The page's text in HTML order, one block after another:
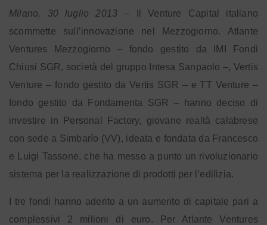
Milano, 30 luglio 2013 – Il Venture Capital italiano
scommette sull’innovazione nel Mezzogiorno. Atlante
Ventures Mezzogiorno – fondo gestito da IMI Fondi
Chiusi SGR, società del gruppo Intesa Sanpaolo –, Vertis
Venture – fondo gestito da Vertis SGR – e TT Venture –
fondo gestito da Fondamenta SGR – hanno deciso di
investire in Personal Factory, giovane realtà calabrese
con sede a Simbarìo (VV), ideata e fondata da Francesco
e Luigi Tassone, che ha messo a punto un rivoluzionario
sistema per la realizzazione di prodotti per l’edilizia.
I tre fondi hanno aderito a un aumento di capitale pari a
complessivi 2 milioni di euro. Per Atlante Ventures